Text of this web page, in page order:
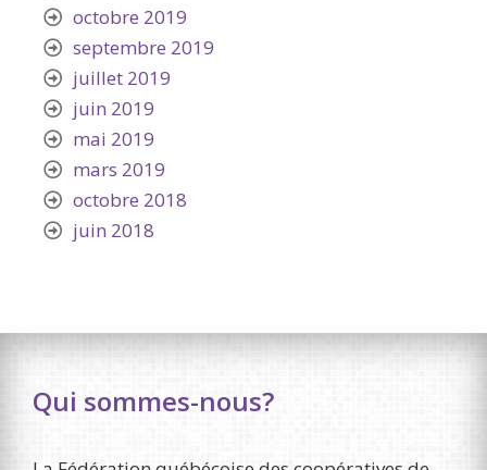
octobre 2019
septembre 2019
juillet 2019
juin 2019
mai 2019
mars 2019
octobre 2018
juin 2018
Qui sommes-nous?